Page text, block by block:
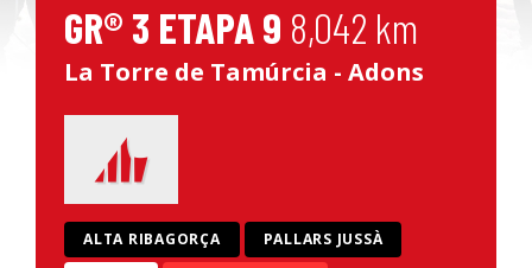
GR® 3 ETAPA 9 8,042 km
La Torre de Tamúrcia - Adons
ALTA RIBAGORÇA
PALLARS JUSSÀ